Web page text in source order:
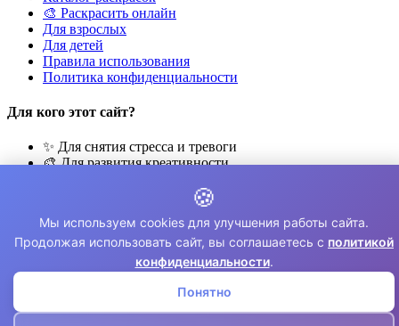
🎨 Раскрасить онлайн
Для взрослых
Для детей
Правила использования
Политика конфиденциальности
Для кого этот сайт?
✨ Для снятия стресса и тревоги
🎨 Для развития креативности
👨‍👩‍👧‍👦 Для семейного досуга
© 2026 Раскраски Антистресс. Все права защищены.
⚠️ Все раскраски для личного использования. Коммерческое
использование запрещено.
🍪
Мы используем cookies для улучшения работы сайта.
Продолжая использовать сайт, вы соглашаетесь с политикой
конфиденциальности.
Понятно